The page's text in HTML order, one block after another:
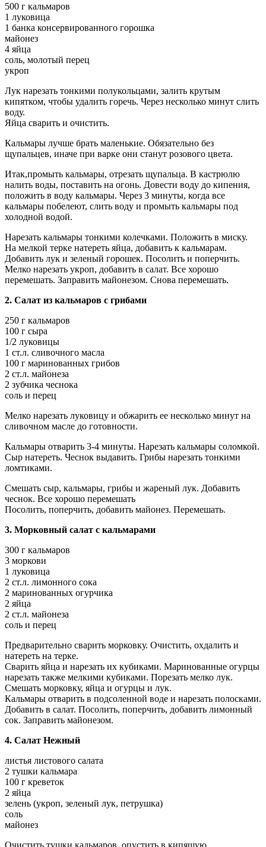
500 г кальмаров
1 луковица
1 банка консервированного горошка
майонез
4 яйца
соль, молотый перец
укроп
Лук нарезать тонкими полукольцами, залить крутым
кипятком, чтобы удалить горечь. Через несколько минут слить
воду.
Яйца сварить и очистить.
Кальмары лучше брать маленькие. Обязательно без
щупальцев, иначе при варке они станут розового цвета.
Итак,промыть кальмары, отрезать щупальца. В кастрюлю
налить воды, поставить на огонь. Довести воду до кипения,
положить в воду кальмары. Через 3 минуты, когда все
кальмары побелеют, слить воду и промыть кальмары под
холодной водой.
Нарезать кальмары тонкими колечками. Положить в миску.
На мелкой терке натереть яйца, добавить к кальмарам.
Добавить лук и зеленый горошек. Посолить и поперчить.
Мелко нарезать укроп, добавить в салат. Все хорошо
перемешать. Заправить майонезом. Снова перемешать.
2. Салат из кальмаров с грибами
250 г кальмаров
100 г сыра
1/2 луковицы
1 ст.л. сливочного масла
100 г маринованных грибов
2 ст.л. майонеза
2 зубчика чеснока
соль и перец
Мелко нарезать луковицу и обжарить ее несколько минут на
сливочном масле до готовности.
Кальмары отварить 3-4 минуты. Нарезать кальмары соломкой.
Сыр натереть. Чеснок выдавить. Грибы нарезать тонкими
ломтиками.
Смешать сыр, кальмары, грибы и жареный лук. Добавить
чеснок. Все хорошо перемешать
Посолить, поперчить, добавить майонез. Перемешать.
3. Морковный салат с кальмарами
300 г кальмаров
3 моркови
1 луковица
2 ст.л. лимонного сока
2 маринованных огурчика
2 яйца
2 ст.л. майонеза
соль и перец
Предварительно сварить морковку. Очистить, охдалить и
натереть на терке.
Сварить яйца и нарезать их кубиками. Маринованные огурцы
нарезать также мелкими кубиками. Порезать мелко лук.
Смешать морковку, яйца и огурцы и лук.
Кальмары отварить в подсоленной воде и нарезать полосками.
Добавить в салат. Посолить, поперчить, добавить лимонный
сок. Заправить майонезом.
4. Салат Нежный
листья листового салата
2 тушки кальмара
100 г креветок
2 яйца
зелень (укроп, зеленый лук, петрушка)
соль
майонез
Очистить тушки кальмаров, опустить в кипящую